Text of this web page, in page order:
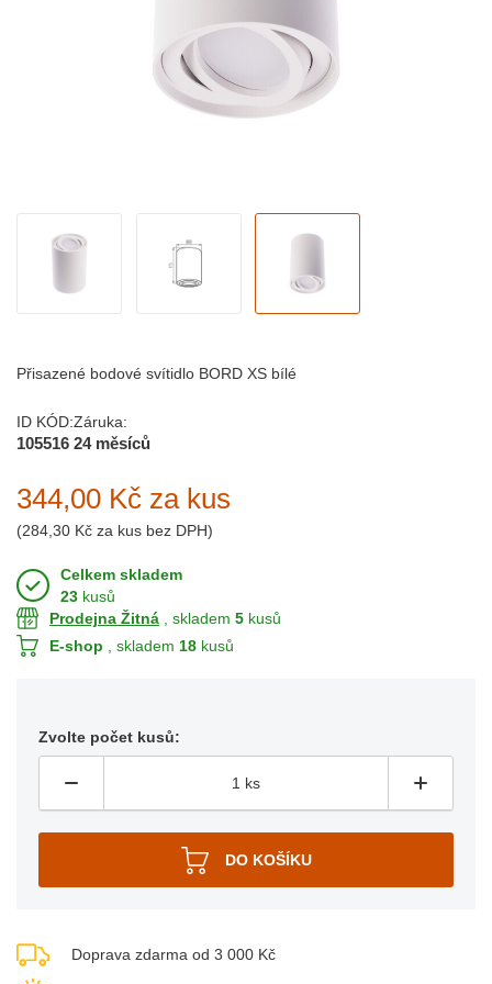
Přisazené bodové svítidlo BORD XS bílé
ID KÓD:
105516
Záruka:
24 měsíců
344,00 Kč za kus
(284,30 Kč za kus bez DPH)
Celkem skladem
23 kusů
Prodejna Žitná , skladem 5 kusů
E-shop , skladem 18 kusů
Zvolte počet kusů:
Doprava zdarma od 3 000 Kč